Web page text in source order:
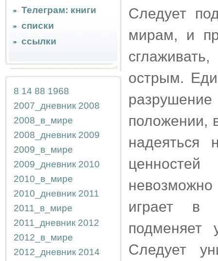
Телеграм: книги
списки
ссылки
8 14 88 1968
2007_дневник 2008
2008_в_мире
2008_дневник 2009
2009_в_мире
2009_дневник 2010
2010_в_мире
2010_дневник 2011
2011_в_мире
2011_дневник 2012
2012_в_мире
2012_дневник 2014
Следует
мирам, и
острым.
положении,
надеяться
играет в
подменяет
Следует